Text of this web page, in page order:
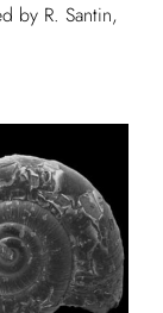
by R. Santin,